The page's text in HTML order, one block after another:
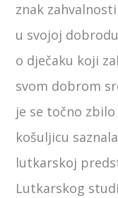
znak
u svojoj
o dječaku koji
svom dobrom
je se točno
košuljicu
lutkarskoj
Lutkarskog